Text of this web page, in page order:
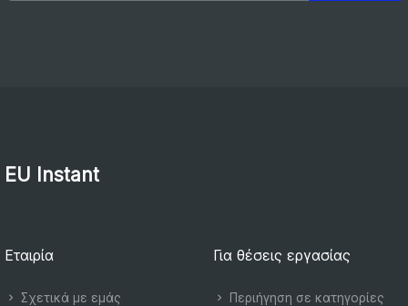
EU Instant
Εταιρία
Σχετικά με εμάς
Για θέσεις εργασίας
Περιήγηση σε κατηγορίες